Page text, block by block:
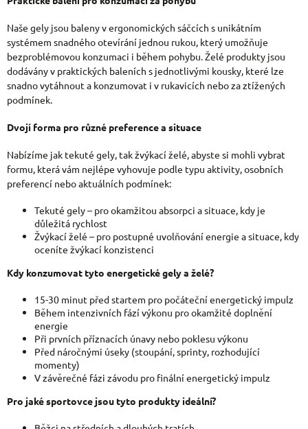
Naše gely jsou baleny v ergonomických sáčcích s unikátním
systémem snadného otevírání jednou rukou, který umožňuje
bezproblémovou konzumaci i během pohybu. Želé produkty jsou
dodávány v praktických baleních s jednotlivými kousky, které lze
snadno vytáhnout a konzumovat i v rukavicích nebo za ztížených
podmínek.
Dvojí forma pro různé preference a situace
Nabízíme jak tekuté gely, tak žvýkací želé, abyste si mohli vybrat
formu, která vám nejlépe vyhovuje podle typu aktivity, osobních
preferencí nebo aktuálních podmínek:
Tekuté gely – pro okamžitou absorpci a situace, kdy je
důležitá rychlost
Žvýkací želé – pro postupné uvolňování energie a situace, kdy
oceníte žvýkací konzistenci
Kdy konzumovat tyto energetické gely a želé?
15-30 minut před startem pro počáteční energetický impulz
Během intenzivních fází výkonu pro okamžité doplnění
energie
Při prvních příznacích únavy nebo poklesu výkonu
Před náročnými úseky (stoupání, sprinty, rozhodující
momenty)
V závěrečné fázi závodu pro finální energetický impulz
Pro jaké sportovce jsou tyto produkty ideální?